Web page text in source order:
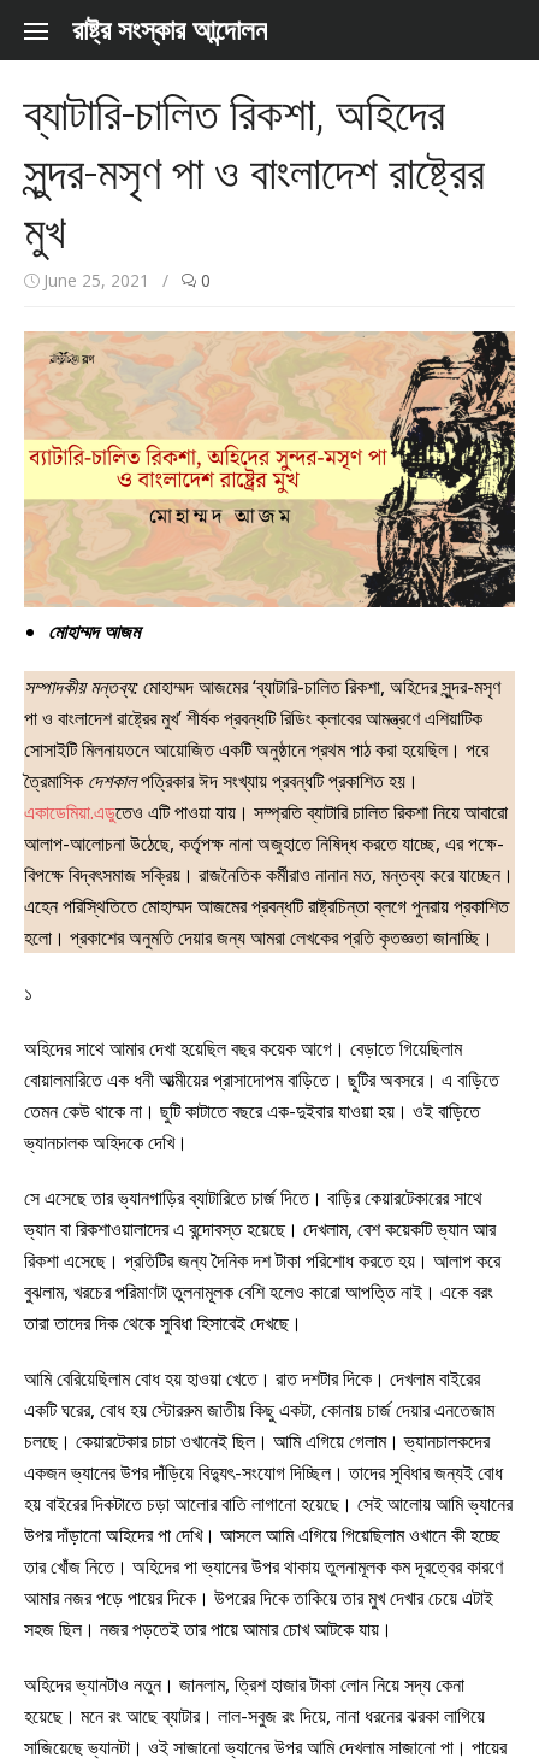
Skip to content
রাষ্ট্র সংস্কার আন্দোলন
ব্যাটারি-চালিত রিকশা, অহিদের
সুন্দর-মসৃণ পা ও বাংলাদেশ রাষ্ট্রের
মুখ
June 25, 2021 / 0
মোহাম্মদ আজম
সম্পাদকীয় মন্তব্য:মোহাম্মদ আজমের ‘ব্যাটারি-চালিত রিকশা, অহিদের সুন্দর-মসৃণ
পা ও বাংলাদেশ রাষ্ট্রের মুখ’ শীর্ষক প্রবন্ধটি রিডিং ক্লাবের আমন্ত্রণে এশিয়াটিক
সোসাইটি মিলনায়তনে আয়োজিত একটি অনুষ্ঠানে প্রথম পাঠ করা হয়েছিল। পরে
ত্রৈমাসিক দেশকালপত্রিকার ঈদ সংখ্যায় প্রবন্ধটি প্রকাশিত হয়।
একাডেমিয়া.এডুতেও এটি পাওয়া যায়। সম্প্রতি ব্যাটারি চালিত রিকশা নিয়ে আবারো
আলাপ-আলোচনা উঠেছে, কর্তৃপক্ষ নানা অজুহাতে নিষিদ্ধ করতে যাচ্ছে, এর পক্ষে-
বিপক্ষে বিদ্বৎসমাজ সক্রিয়। রাজনৈতিক কর্মীরাও নানান মত, মন্তব্য করে যাচ্ছেন।
এহেন পরিস্থিতিতে মোহাম্মদ আজমের প্রবন্ধটি রাষ্ট্রচিন্তা ব্লগে পুনরায় প্রকাশিত
হলো। প্রকাশের অনুমতি দেয়ার জন্য আমরা লেখকের প্রতি কৃতজ্ঞতা জানাচ্ছি।
১
অহিদের সাথে আমার দেখা হয়েছিল বছর কয়েক আগে। বেড়াতে গিয়েছিলাম
বোয়ালমারিতে এক ধনী আত্মীয়ের প্রাসাদোপম বাড়িতে। ছুটির অবসরে। এ বাড়িতে
তেমন কেউ থাকে না। ছুটি কাটাতে বছরে এক-দুইবার যাওয়া হয়। ওই বাড়িতে
ভ্যানচালক অহিদকে দেখি।
সে এসেছে তার ভ্যানগাড়ির ব্যাটারিতে চার্জ দিতে। বাড়ির কেয়ারটেকারের সাথে
ভ্যান বা রিকশাওয়ালাদের এ বন্দোবস্ত হয়েছে। দেখলাম, বেশ কয়েকটি ভ্যান আর
রিকশা এসেছে। প্রতিটির জন্য দৈনিক দশ টাকা পরিশোধ করতে হয়। আলাপ করে
বুঝলাম, খরচের পরিমাণটা তুলনামূলক বেশি হলেও কারো আপত্তি নাই। একে বরং
তারা তাদের দিক থেকে সুবিধা হিসাবেই দেখছে।
আমি বেরিয়েছিলাম বোধ হয় হাওয়া খেতে। রাত দশটার দিকে। দেখলাম বাইরের
একটি ঘরের, বোধ হয় স্টোররুম জাতীয় কিছু একটা, কোনায় চার্জ দেয়ার এনতেজাম
চলছে। কেয়ারটেকার চাচা ওখানেই ছিল। আমি এগিয়ে গেলাম। ভ্যানচালকদের
একজন ভ্যানের উপর দাঁড়িয়ে বিদ্যুৎ-সংযোগ দিচ্ছিল। তাদের সুবিধার জন্যই বোধ
হয় বাইরের দিকটাতে চড়া আলোর বাতি লাগানো হয়েছে। সেই আলোয় আমি ভ্যানের
উপর দাঁড়ানো অহিদের পা দেখি। আসলে আমি এগিয়ে গিয়েছিলাম ওখানে কী হচ্ছে
তার খোঁজ নিতে। অহিদের পা ভ্যানের উপর থাকায় তুলনামূলক কম দূরত্বের কারণে
আমার নজর পড়ে পায়ের দিকে। উপরের দিকে তাকিয়ে তার মুখ দেখার চেয়ে এটাই
সহজ ছিল। নজর পড়তেই তার পায়ে আমার চোখ আটকে যায়।
অহিদের ভ্যানটাও নতুন। জানলাম, ত্রিশ হাজার টাকা লোন নিয়ে সদ্য কেনা
হয়েছে। মনে রং আছে ব্যাটার। লাল-সবুজ রং দিয়ে, নানা ধরনের ঝরকা লাগিয়ে
সাজিয়েছে ভ্যানটা। ওই সাজানো ভ্যানের উপর আমি দেখলাম সাজানো পা। পায়ের